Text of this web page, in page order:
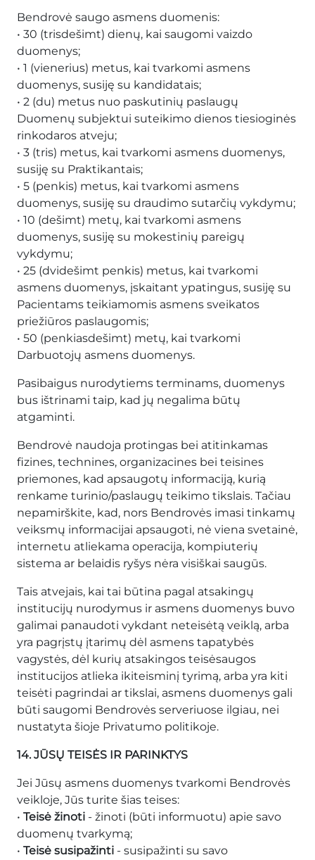
Bendrovė saugo asmens duomenis:
• 30 (trisdešimt) dienų, kai saugomi vaizdo
duomenys;
• 1 (vienerius) metus, kai tvarkomi asmens
duomenys, susiję su kandidatais;
• 2 (du) metus nuo paskutinių paslaugų
Duomenų subjektui suteikimo dienos tiesioginės
rinkodaros atveju;
• 3 (tris) metus, kai tvarkomi asmens duomenys,
susiję su Praktikantais;
• 5 (penkis) metus, kai tvarkomi asmens
duomenys, susiję su draudimo sutarčių vykdymu;
• 10 (dešimt) metų, kai tvarkomi asmens
duomenys, susiję su mokestinių pareigų
vykdymu;
• 25 (dvidešimt penkis) metus, kai tvarkomi
asmens duomenys, įskaitant ypatingus, susiję su
Pacientams teikiamomis asmens sveikatos
priežiūros paslaugomis;
• 50 (penkiasdešimt) metų, kai tvarkomi
Darbuotojų asmens duomenys.
Pasibaigus nurodytiems terminams, duomenys
bus ištrinami taip, kad jų negalima būtų
atgaminti.
Bendrovė naudoja protingas bei atitinkamas
fizines, technines, organizacines bei teisines
priemones, kad apsaugotų informaciją, kurią
renkame turinio/paslaugų teikimo tikslais. Tačiau
nepamirškite, kad, nors Bendrovės imasi tinkamų
veiksmų informacijai apsaugoti, nė viena svetainė,
internetu atliekama operacija, kompiuterių
sistema ar belaidis ryšys nėra visiškai saugūs.
Tais atvejais, kai tai būtina pagal atsakingų
institucijų nurodymus ir asmens duomenys buvo
galimai panaudoti vykdant neteisėtą veiklą, arba
yra pagrįstų įtarimų dėl asmens tapatybės
vagystės, dėl kurių atsakingos teisėsaugos
institucijos atlieka ikiteisminį tyrimą, arba yra kiti
teisėti pagrindai ar tikslai, asmens duomenys gali
būti saugomi Bendrovės serveriuose ilgiau, nei
nustatyta šioje Privatumo politikoje.
14. JŪSŲ TEISĖS IR PARINKTYS
Jei Jūsų asmens duomenys tvarkomi Bendrovės
veikloje, Jūs turite šias teises:
• Teisė žinoti - žinoti (būti informuotu) apie savo
duomenų tvarkymą;
• Teisė susipažinti - susipažinti su savo